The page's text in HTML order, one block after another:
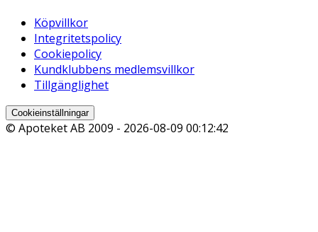
Köpvillkor
Integritetspolicy
Cookiepolicy
Kundklubbens medlemsvillkor
Tillgänglighet
Cookieinställningar
© Apoteket AB 2009 - 2026-08-09 00:12:42